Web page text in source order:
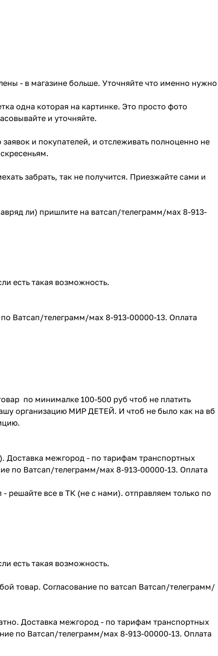
- в магазине больше. Уточняйте что именно нужно
одна которая на картинке. Это просто фото
и уточняйте.
и покупателей, и отслеживать полноценно не
забрать, так не получится. Приезжайте сами и
ли) пришлите на ватсап/телеграмм/мах 8-913-
есть такая возможность.
Ватсап/телеграмм/мах 8-913-00000-13. Оплата
по минималке 100-500 руб чтоб не платить
организацию МИР ДЕТЕЙ. И чтоб не было как на вб
Доставка межгород - по тарифам транспортных
по Ватсап/телеграмм/мах 8-913-00000-13. Оплата
решайте все в ТК (не с нами). отправляем только по
есть такая возможность.
товар. Согласование по ватсап Ватсап/телеграмм/
Доставка межгород - по тарифам транспортных
по Ватсап/телеграмм/мах 8-913-00000-13. Оплата